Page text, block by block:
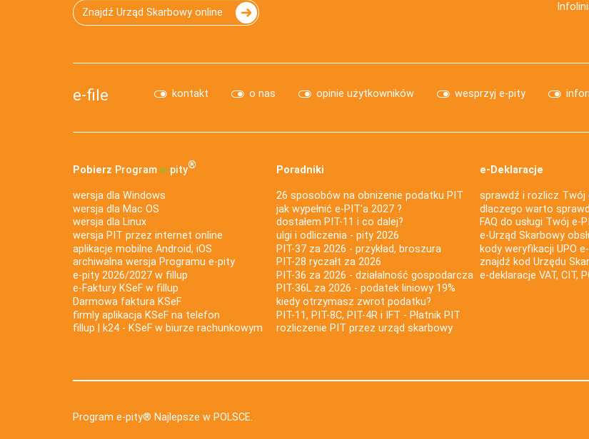
Znajdź Urząd Skarbowy online
e-file kontakt o nas opinie użytkowników wesprzyj e-pity
Pobierz Program e‑pity®
wersja dla Windows
wersja dla Mac OS
wersja dla Linux
wersja PIT przez internet online
aplikacje mobilne Android, iOS
archiwalna wersja Programu e-pity
e-pity 2026/2027 w fillup
e‑Faktury KSeF w fillup
Darmowa faktura KSeF
firmly aplikacja KSeF na telefon
fillup | k24 - KSeF w biurze rachunkowym
Poradniki
26 sposobów na obniżenie podatku PIT
jak wypełnić e-PIT'a 2027 ?
dostałem PIT-11 i co dalej?
ulgi i odliczenia - pity 2026
PIT-37 za 2026 - przykład, broszura
PIT-28 ryczałt za 2026
PIT-36 za 2026 - działalność gospodarcza
PIT-36L za 2026 - podatek liniowy 19%
kiedy otrzymasz zwrot podatku?
PIT-11, PIT-8C, PIT-4R i IFT - Płatnik PIT
rozliczenie PIT przez urząd skarbowy
e-Deklaracje
sprawdź i rozlicz Twój
dlaczego warto
FAQ do usługi Twój e-
e-Urząd Skarbowy
kody weryfikacji UPO
znajdź kod Urzędu
e-deklaracje VAT, CIT,
Program e-pity® Najlepsze w POLSCE.